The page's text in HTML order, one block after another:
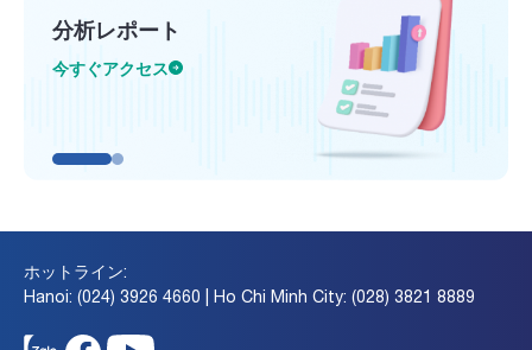
分析レポート
今すぐアクセス
ホットライン:
Hanoi: (024) 3926 4660 | Ho Chi Minh City: (028) 3821 8889